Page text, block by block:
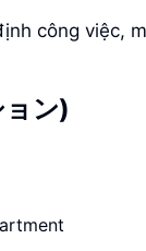
công việc,
ン)